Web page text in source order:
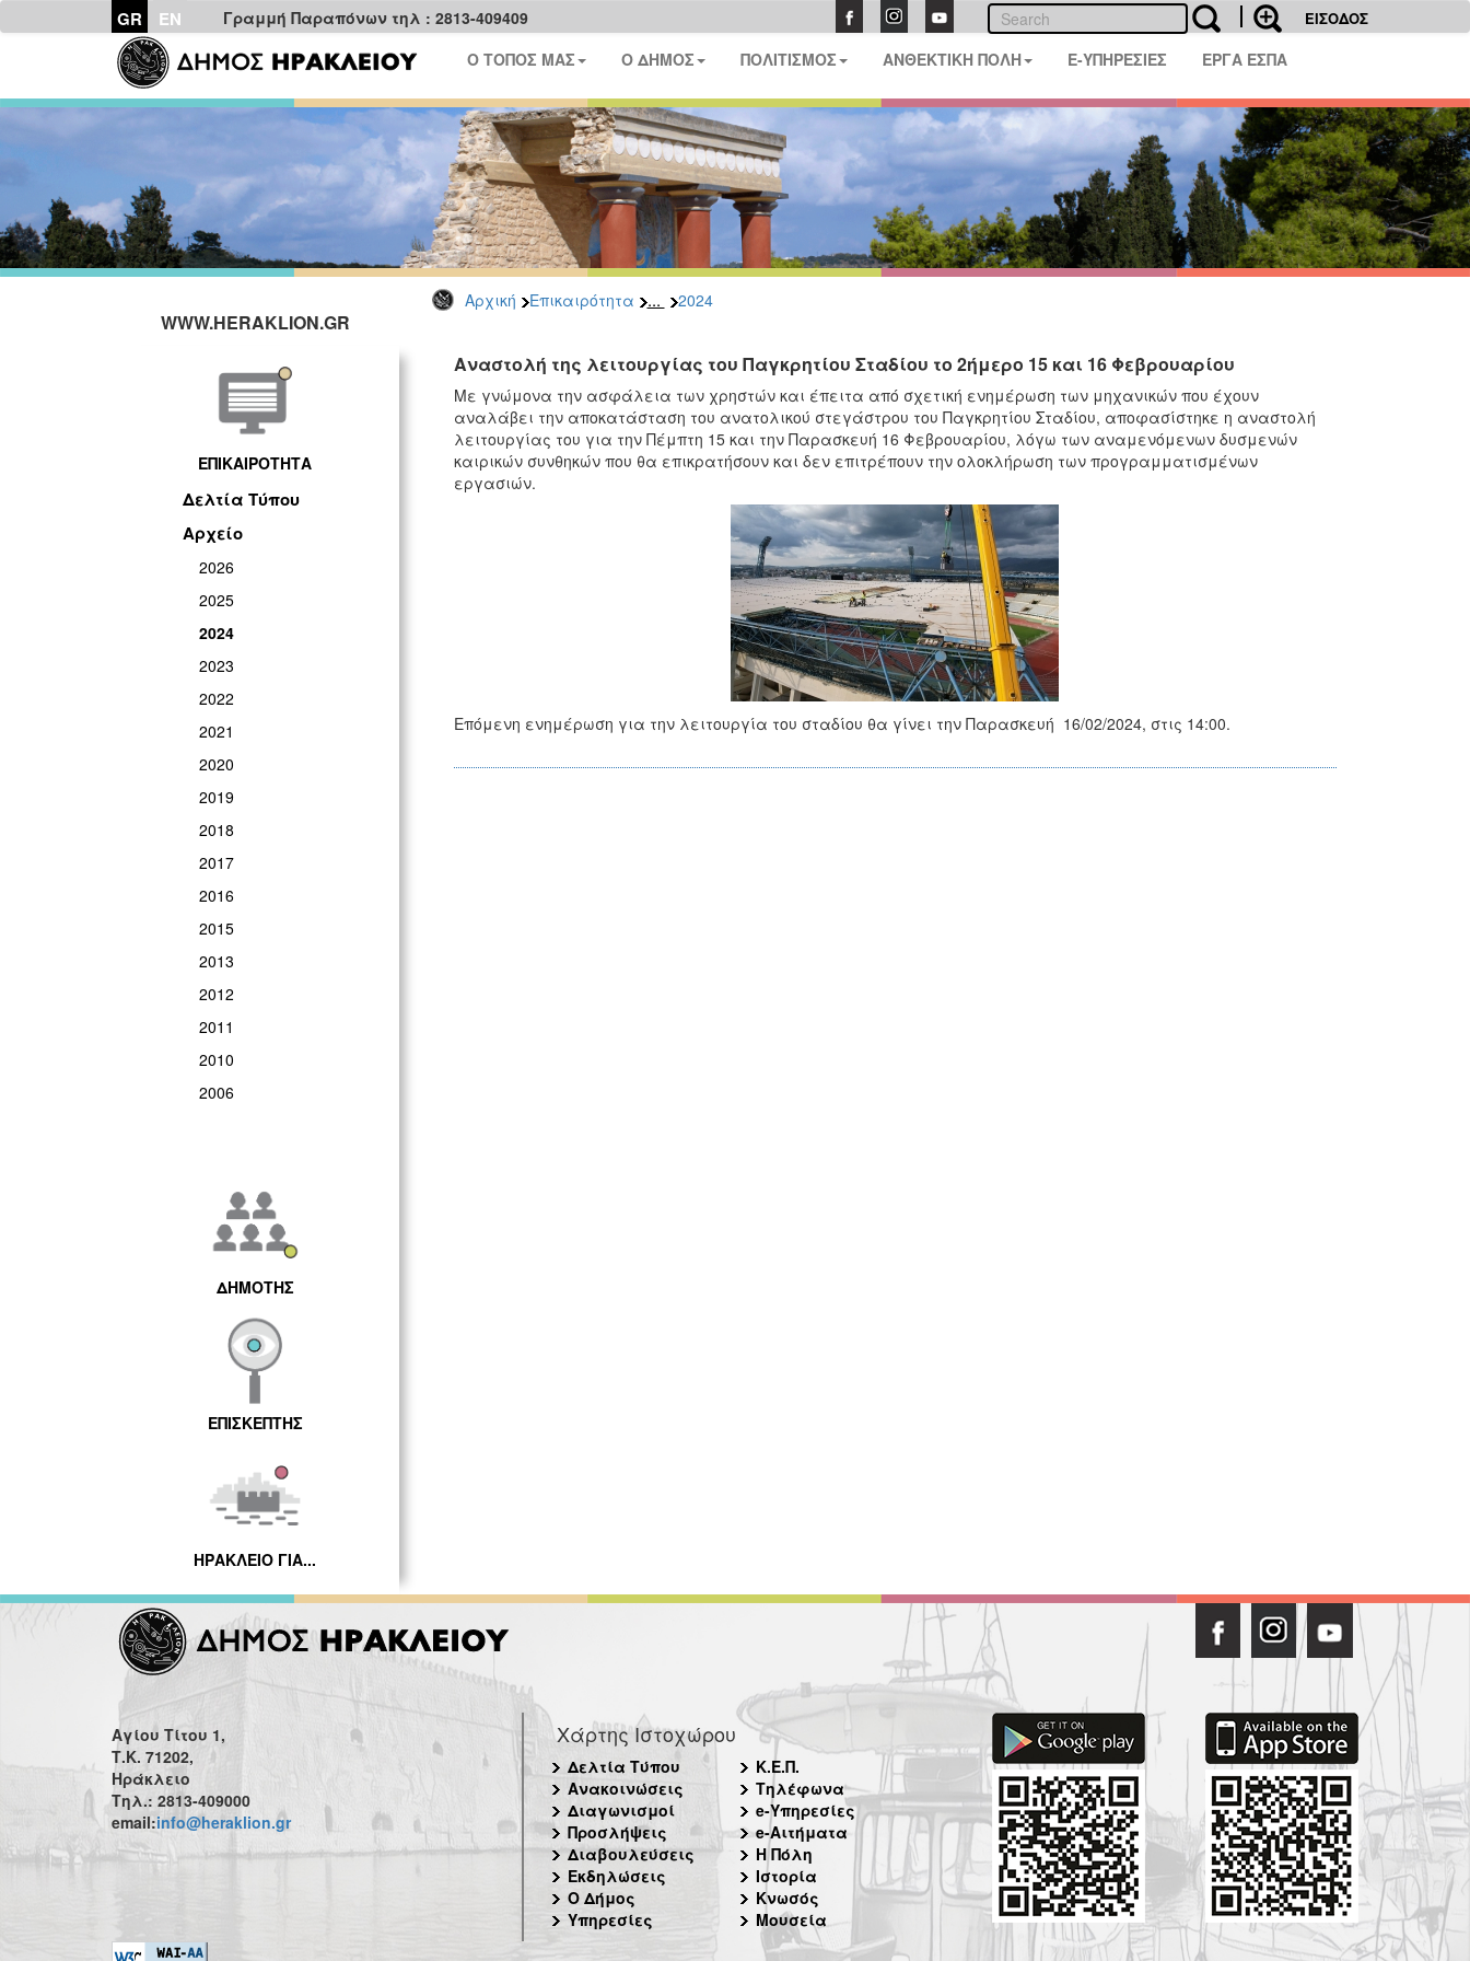
GR EN Γραμμή Παραπόνων τηλ : 2813-409409 ΕΙΣΟΔΟΣ
Ο ΤΟΠΟΣ ΜΑΣ Ο ΔΗΜΟΣ ΠΟΛΙΤΙΣΜΟΣ ΑΝΘΕΚΤΙΚΗ ΠΟΛΗ E-ΥΠΗΡΕΣΙΕΣ ΕΡΓΑ ΕΣΠΑ
Αρχική Επικαιρότητα ... 2024
WWW.HERAKLION.GR
ΕΠΙΚΑΙΡΟΤΗΤΑ
Δελτία Τύπου
Αρχείο
2026
2025
2024
2023
2022
2021
2020
2019
2018
2017
2016
2015
2013
2012
2011
2010
2006
ΔΗΜΟΤΗΣ
ΕΠΙΣΚΕΠΤΗΣ
ΗΡΑΚΛΕΙΟ ΓΙΑ...
Αναστολή της λειτουργίας του Παγκρητίου Σταδίου το 2ήμερο 15 και 16 Φεβρουαρίου
Με γνώμονα την ασφάλεια των χρηστών και έπειτα από σχετική ενημέρωση των μηχανικών που έχουν
αναλάβει την αποκατάσταση του ανατολικού στεγάστρου του Παγκρητίου Σταδίου, αποφασίστηκε η αναστολή
λειτουργίας του για την Πέμπτη 15 και την Παρασκευή 16 Φεβρουαρίου, λόγω των αναμενόμενων δυσμενών
καιρικών συνθηκών που θα επικρατήσουν και δεν επιτρέπουν την ολοκλήρωση των προγραμματισμένων
εργασιών.
Επόμενη ενημέρωση για την λειτουργία του σταδίου θα γίνει την Παρασκευή 16/02/2024, στις 14:00.
Αγίου Τίτου 1,
Τ.Κ. 71202,
Ηράκλειο
Τηλ.: 2813-409000
email:info@heraklion.gr
Χάρτης Ιστοχώρου
Δελτία Τύπου
Ανακοινώσεις
Διαγωνισμοί
Προσλήψεις
Διαβουλεύσεις
Εκδηλώσεις
Ο Δήμος
Υπηρεσίες
Κ.Ε.Π.
Τηλέφωνα
e-Υπηρεσίες
e-Αιτήματα
Η Πόλη
Ιστορία
Κνωσός
Μουσεία